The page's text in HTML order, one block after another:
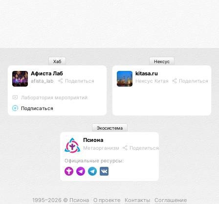
Афиста Лаб
afista_lab Поделиться
Лаборатория мероприятий
Подписаться
Хаб
kitasa.ru
Нексус Китая Поделиться
Нексус
Псиона
Метаорганизм Поделиться
Официальные ресурсы:
Экосистема
1995–2026 © Псиона О проекте Контакты
Соглашение